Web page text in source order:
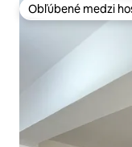
Obľúbené medzi
Obľúbené medzi